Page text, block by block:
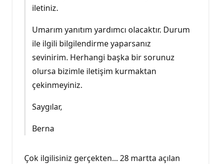
iletiniz.
Umarım yanıtım yardımcı olacaktır. Durum
ile ilgili bilgilendirme yaparsanız
sevinirim. Herhangi başka bir sorunuz
olursa bizimle iletişim kurmaktan
çekinmeyiniz.
Saygılar,
Berna
Çok ilgilisiniz gerçekten... 28 martta açılan